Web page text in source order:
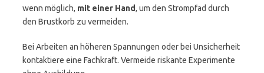
wenn möglich, mit einer Hand, um den Strompfad durch
den Brustkorb zu vermeiden.
Bei Arbeiten an höheren Spannungen oder bei Unsicherheit
kontaktiere eine Fachkraft. Vermeide riskante Experimente